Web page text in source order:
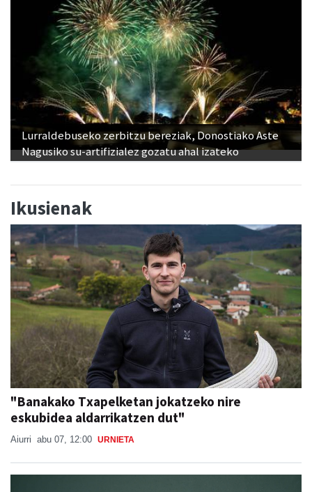
Lurraldebuseko zerbitzu bereziak, Donostiako Aste
Nagusiko su-artifizialez gozatu ahal izateko
Ikusienak
"Banakako Txapelketan jokatzeko nire
eskubidea aldarrikatzen dut"
Aiurri abu 07, 12:00 URNIETA